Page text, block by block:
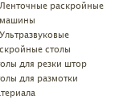
Ленточные раскройные
машины
Ультразвуковые
столы
для резки штор
для размотки